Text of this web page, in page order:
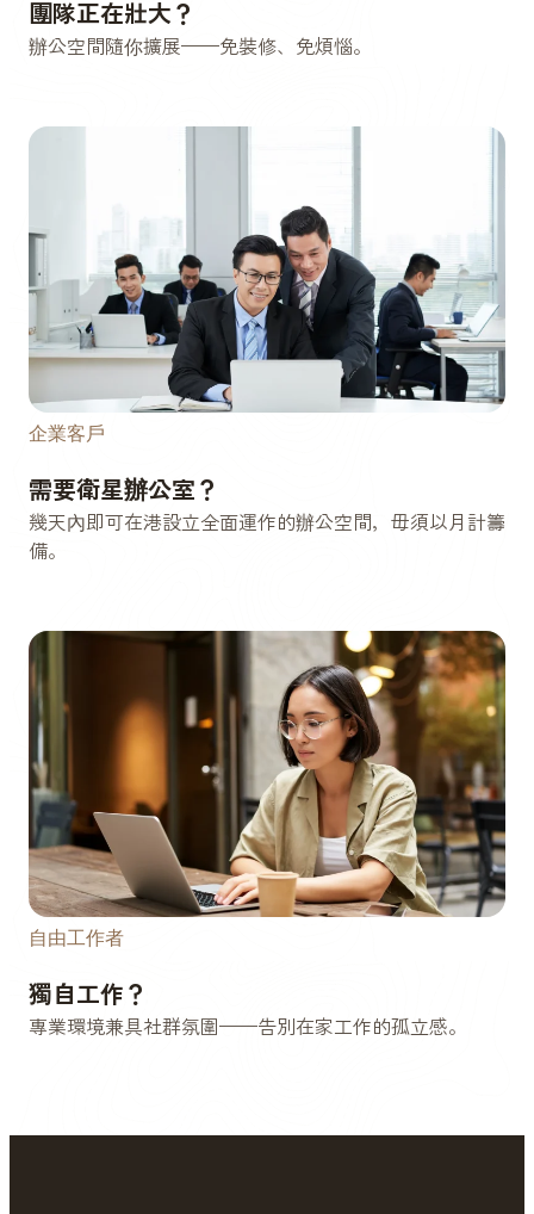
團隊正在壯大？
辦公空間隨你擴展——免裝修、免煩惱。
企業客戶
需要衛星辦公室？
幾天內即可在港設立全面運作的辦公空間，毋須以月計籌
備。
自由工作者
獨自工作？
專業環境兼具社群氛圍——告別在家工作的孤立感。